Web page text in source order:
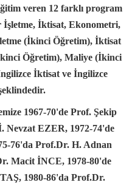
veren 12 farklı program
İktisat, Ekonometri,
(İkinci Öğretim), İktisat
Öğretim), Maliye (İkinci
İktisat ve İngilizce
1967-70'de Prof. Şekip
Nevzat EZER, 1972-74'de
76'da Prof.Dr. H. Adnan
Macit İNCE, 1978-80'de
1980-86'da Prof.Dr.